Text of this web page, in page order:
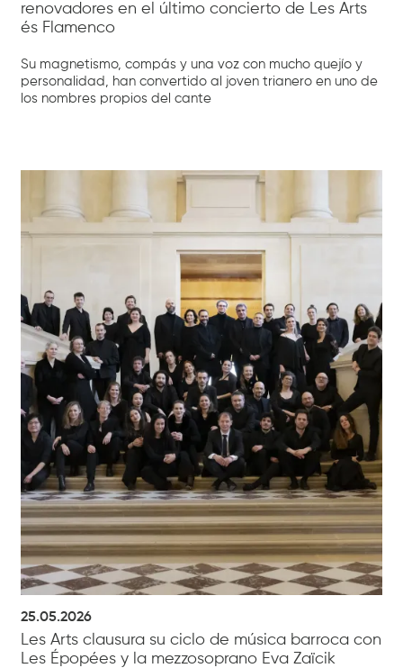
renovadores en el último concierto de Les Arts
és Flamenco
Su magnetismo, compás y una voz con mucho quejío y
personalidad, han convertido al joven trianero en uno de
los nombres propios del cante
25.05.2026
Les Arts clausura su ciclo de música barroca con
Les Épopées y la mezzosoprano Eva Zaïcik